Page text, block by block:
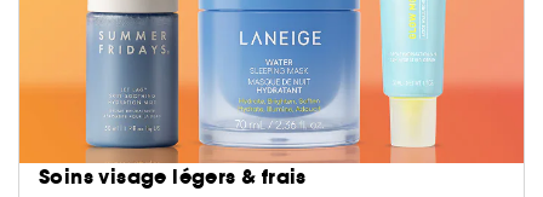
Soins visage légers & frais